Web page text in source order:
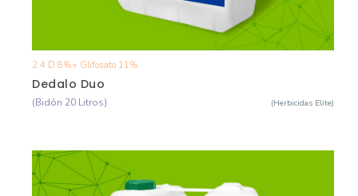
2.4 D 8%+ Glifosato 11%
Dedalo Duo
(Bidón 20 Litros) (Herbicidas Elite)